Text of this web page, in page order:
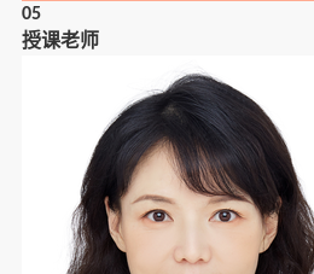
05
授课老师